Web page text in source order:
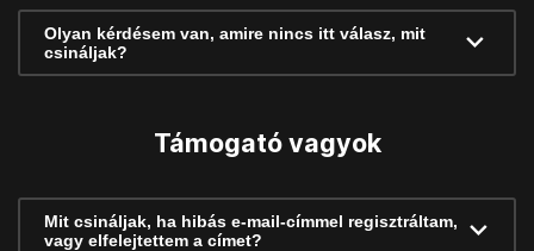
Olyan kérdésem van, amire nincs itt válasz, mit
csináljak?
Támogató vagyok
Mit csináljak, ha hibás e-mail-címmel regisztráltam,
vagy elfelejtettem a címet?